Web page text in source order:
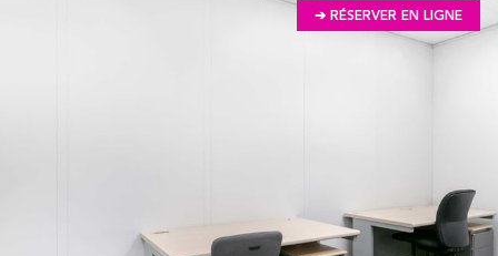
➔ RÉSERVER EN LIGNE